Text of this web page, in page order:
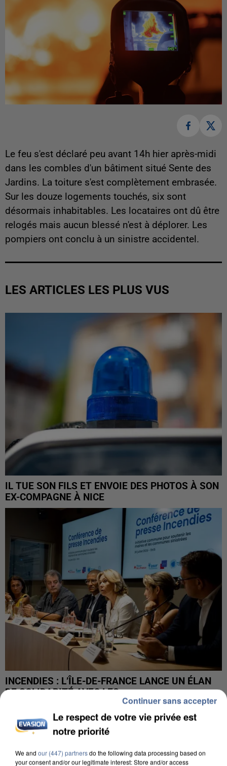
Le feu s'est déclaré peu avant 14h hier après-midi
dans les combles d'un bâtiment situé Sente des
Jardins. La toiture s'est complètement embrasée.
Sur les douze logements touchés, six sont
désormais inhabitables. Les locataires ont dû être
relogés mais aucun blessé n'est à déplorer. Les
pompiers ont conclu à un sinistre accidentel.
LES ARTICLES LES PLUS VUS
IL TUE SON FILS ET ENVOIE DES PHOTOS À SON
EX-COMPAGNE À NICE
INCENDIES : L’ÎLE-DE-FRANCE LANCE UN ÉLAN
DE SOLIDARITÉ AVEC LES...
Le respect de votre vie privée est
notre priorité
We and our (447) partnersdo the following data processing based on
your consent and/or our legitimate interest: Store and/or access
Continuer sans accepter